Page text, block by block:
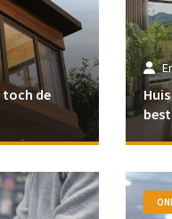
toch de